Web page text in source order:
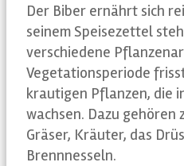
Der Biber ernährt sich
seinem Speisezettel
verschiedene
Vegetationsperiode
krautigen Pflanzen, die
wachsen. Dazu gehören
Gräser, Kräuter, das
Brennnesseln.